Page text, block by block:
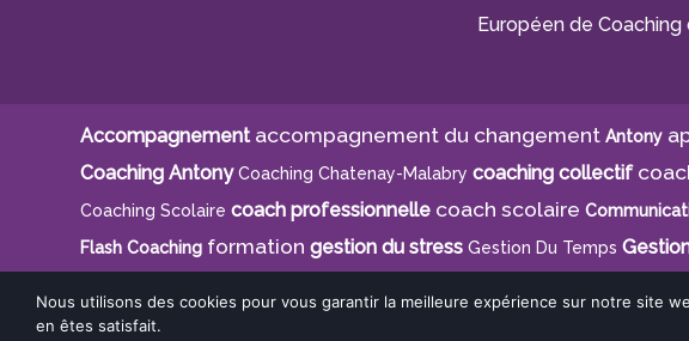
Européen de Coaching
Accompagnement accompagnement du changement Antony
Coaching Antony Coaching Chatenay-Malabry coaching collectif
Coaching Scolaire coach professionnelle coach scolaire
Flash Coaching formation gestion du stress Gestion Du Temps
Nous utilisons des cookies pour vous garantir la meilleure expérience sur notre site
en êtes satisfait.